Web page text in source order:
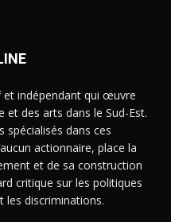
et indépendant qui œuvre
des arts dans le Sud-Est.
spécialisés dans ces
actionnaire, place la
et de sa construction
critique sur les politiques
les discriminations.